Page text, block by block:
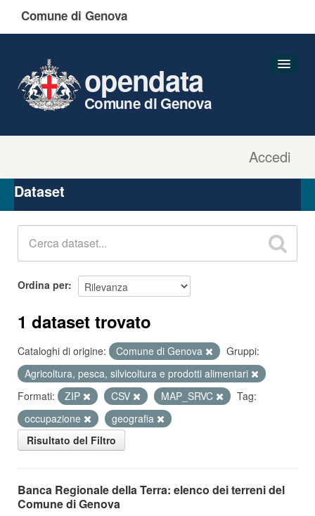
Comune di Genova
Accedi
opendata
Comune di Genova
Organizzazioni
Gruppi
Dataset
Ordina per
1 dataset trovato
Cataloghi di origine: Comune di Genova
Gruppi:
Agricoltura, pesca, silvicoltura e prodotti alimentari
Formati:
ZIP CSV MAP_SRVC
Tag:
occupazione
geografia
Risultato del Filtro
Banca Regionale della Terra: elenco dei terreni del
Comune di Genova